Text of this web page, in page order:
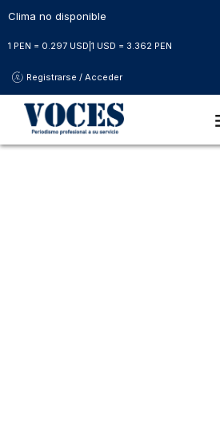
Clima no disponible
1 PEN = 0.297 USD 1 USD = 3.362 PEN
Registrarse / Acceder